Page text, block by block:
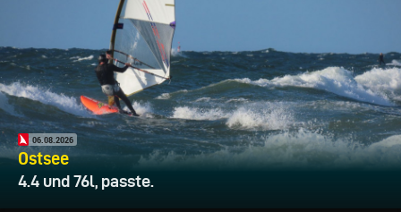
06.08.2026
Ostsee
4.4 und 76l, passte.